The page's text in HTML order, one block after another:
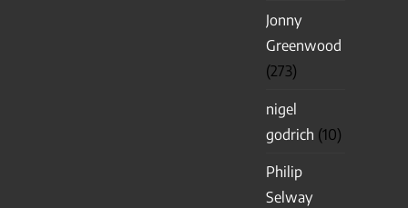
Jonny
Greenwood
(273)
nigel
godrich (10)
Philip
Selway